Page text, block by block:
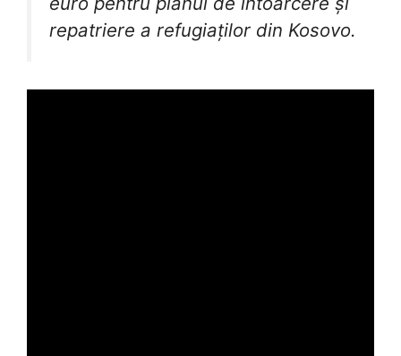
repatriere a refugiaților din Kosovo.